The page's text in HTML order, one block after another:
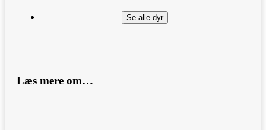
Se alle dyr
Læs mere om…